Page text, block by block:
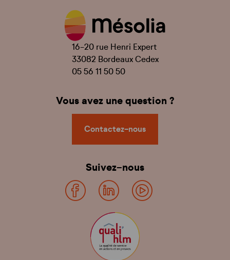
16-20 rue Henri Expert
33082 Bordeaux Cedex
05 56 11 50 50
Vous avez une question ?
Contactez-nous
Suivez-nous